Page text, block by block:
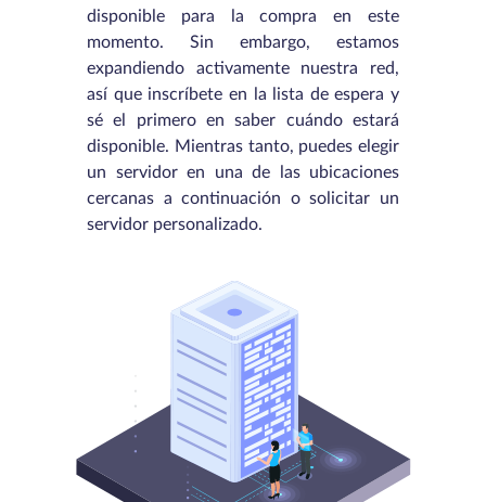
disponible para la compra en este
momento. Sin embargo, estamos
expandiendo activamente nuestra red,
así que inscríbete en la lista de espera y
sé el primero en saber cuándo estará
disponible. Mientras tanto, puedes elegir
un servidor en una de las ubicaciones
cercanas a continuación o solicitar un
servidor personalizado.